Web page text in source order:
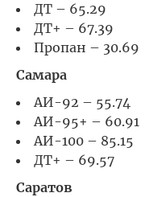
ДТ – 65.29
ДТ+ – 67.39
Пропан – 30.69
Самара
АИ-92 – 55.74
АИ-95+ – 60.91
АИ-100 – 85.15
ДТ+ – 69.57
Саратов